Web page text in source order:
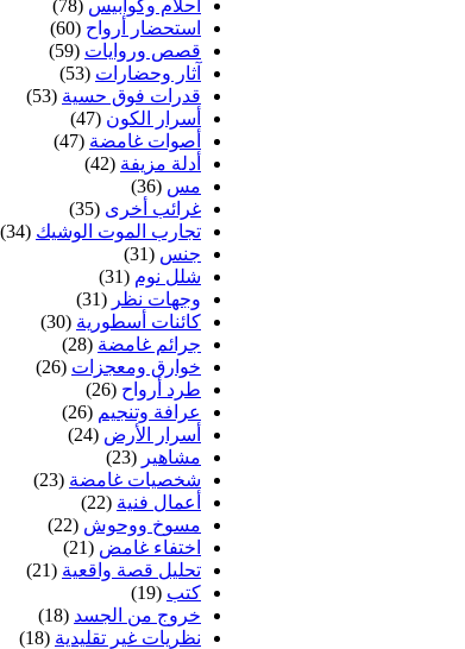
أحلام وكوابيس (78)
استحضار أرواح (60)
قصص وروايات (59)
آثار وحضارات (53)
قدرات فوق حسية (53)
أسرار الكون (47)
أصوات غامضة (47)
أدلة مزيفة (42)
مس (36)
غرائب أخرى (35)
تجارب الموت الوشيك (34)
جنس (31)
شلل نوم (31)
وجهات نظر (31)
كائنات أسطورية (30)
جرائم غامضة (28)
خوارق ومعجزات (26)
طرد أرواح (26)
عرافة وتنجيم (26)
أسرار الأرض (24)
مشاهير (23)
شخصيات غامضة (23)
أعمال فنية (22)
مسوخ ووحوش (22)
اختفاء غامض (21)
تحليل قصة واقعية (21)
كتب (19)
خروج من الجسد (18)
نظريات غير تقليدية (18)